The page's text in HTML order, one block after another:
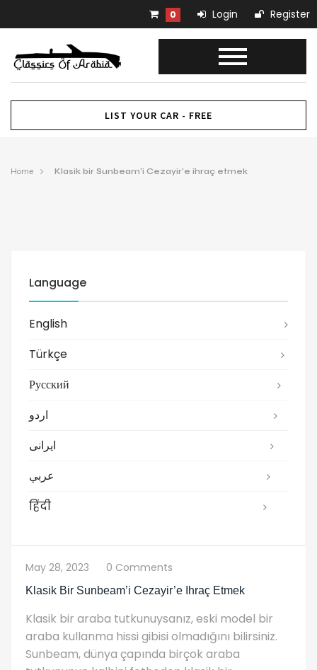
0 Login Register
LIST YOUR CAR - FREE
Home Klasik bir Sunbeam’i Cezayir’e ihraç etmek
Language
English
Türkçe
Русский
اردو
ایرانی
عربي
हिंदी
May 28, 2023 0 Comments
Klasik Bir Sunbeam’i Cezayir’e Ihraç Etmek
Klasik bir araba tutkunuysanız, eski model bir
araba kullanma hissi gibisi olmadığını bilirsiniz.
Sunbeam, dünya çapında birçok araba